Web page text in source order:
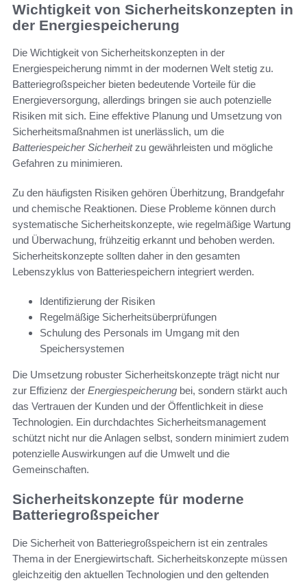
Wichtigkeit von Sicherheitskonzepten in
der Energiespeicherung
Die Wichtigkeit von Sicherheitskonzepten in der
Energiespeicherung nimmt in der modernen Welt stetig zu.
Batteriegroßspeicher bieten bedeutende Vorteile für die
Energieversorgung, allerdings bringen sie auch potenzielle
Risiken mit sich. Eine effektive Planung und Umsetzung von
Sicherheitsmaßnahmen ist unerlässlich, um die
Batteriespeicher Sicherheitzu gewährleisten und mögliche
Gefahren zu minimieren.
Zu den häufigsten Risiken gehören Überhitzung, Brandgefahr
und chemische Reaktionen. Diese Probleme können durch
systematische Sicherheitskonzepte, wie regelmäßige Wartung
und Überwachung, frühzeitig erkannt und behoben werden.
Sicherheitskonzepte sollten daher in den gesamten
Lebenszyklus von Batteriespeichern integriert werden.
Identifizierung der Risiken
Regelmäßige Sicherheitsüberprüfungen
Schulung des Personals im Umgang mit den
Speichersystemen
Die Umsetzung robuster Sicherheitskonzepte trägt nicht nur
zur Effizienz der Energiespeicherung bei, sondern stärkt auch
das Vertrauen der Kunden und der Öffentlichkeit in diese
Technologien. Ein durchdachtes Sicherheitsmanagement
schützt nicht nur die Anlagen selbst, sondern minimiert zudem
potenzielle Auswirkungen auf die Umwelt und die
Gemeinschaften.
Sicherheitskonzepte für moderne
Batteriegroßspeicher
Die Sicherheit von Batteriegroßspeichern ist ein zentrales
Thema in der Energiewirtschaft. Sicherheitskonzepte müssen
gleichzeitig den aktuellen Technologien und den geltenden